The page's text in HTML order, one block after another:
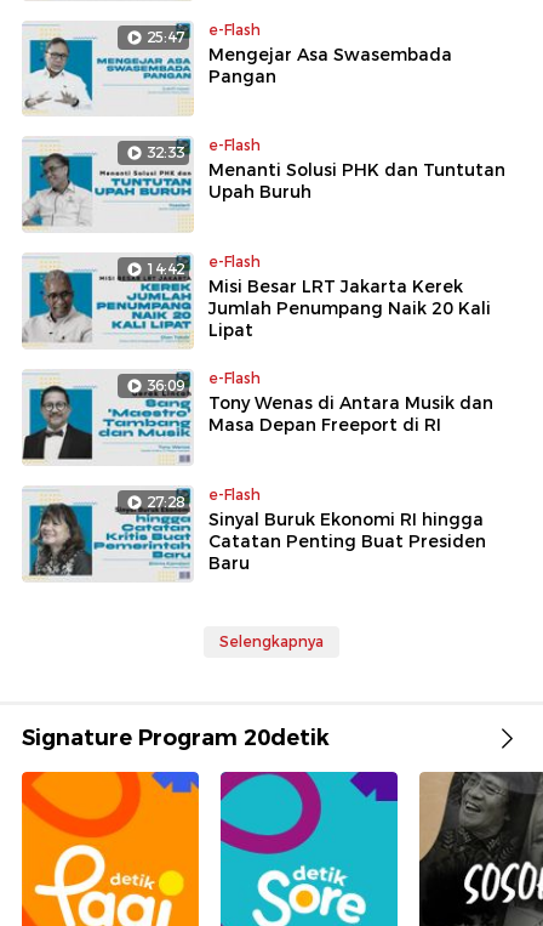
25:47 e-Flash
Mengejar Asa Swasembada
Pangan
32:33 e-Flash
Menanti Solusi PHK dan Tuntutan
Upah Buruh
14:42 e-Flash
Misi Besar LRT Jakarta Kerek
Jumlah Penumpang Naik 20 Kali
Lipat
36:09 e-Flash
Tony Wenas di Antara Musik dan
Masa Depan Freeport di RI
27:28 e-Flash
Sinyal Buruk Ekonomi RI hingga
Catatan Penting Buat Presiden
Baru
Selengkapnya
Signature Program 20detik